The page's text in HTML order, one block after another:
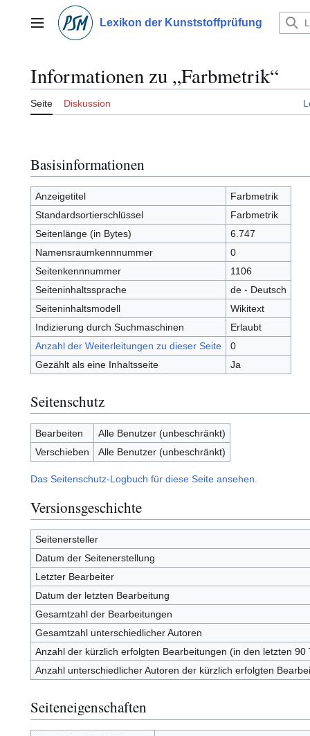
springenHauptmenü Lexikon der Kunststoffprüfung
Informationen zu „Farbmetrik“
Seite Diskussion
Basisinformationen
Anzeigetitel
Farbmetrik
Standardsortierschlüssel
Farbmetrik
Seitenlänge (in Bytes)
6.747
Namensraumkennnummer
0
Seitenkennnummer
1106
Seiteninhaltssprache
de - Deutsch
Seiteninhaltsmodell
Wikitext
Indizierung durch Suchmaschinen
Erlaubt
Anzahl der Weiterleitungen zu dieser Seite
0
Gezählt als eine Inhaltsseite
Ja
Seitenschutz
Bearbeiten
Alle Benutzer (unbeschränkt)
Verschieben
Alle Benutzer (unbeschränkt)
Das Seitenschutz-Logbuch für diese Seite ansehen.
Versionsgeschichte
Seitenersteller
Datum der Seitenerstellung
Letzter Bearbeiter
Datum der letzten Bearbeitung
Gesamtzahl der Bearbeitungen
Gesamtzahl unterschiedlicher Autoren
Anzahl der kürzlich erfolgten Bearbeitungen (in den letzten 90
Anzahl unterschiedlicher Autoren der kürzlich erfolgten
Seiteneigenschaften